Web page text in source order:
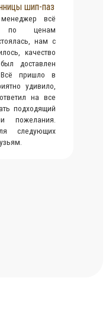
шип-паз
всё
по ценам
нам с
качество
доставлен
пришло в
удивило,
на все
подходящий
пожелания.
следующих